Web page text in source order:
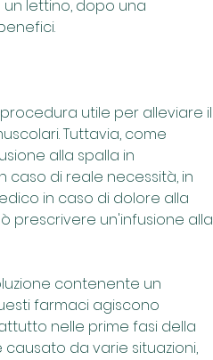
lettino, dopo una
utile per alleviare il
Tuttavia, come
alla spalla in
di reale necessità, in
in caso di dolore alla
prescrivere un'infusione alla
contenente un
farmaci agiscono
nelle prime fasi della
da varie situazioni,